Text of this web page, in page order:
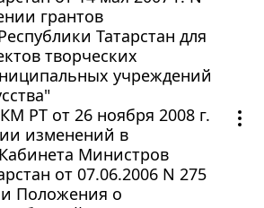
грантов
Татарстан для
творческих
учреждений
РТ от 26 ноября 2008 г.
изменений в
Министров
от 07.06.2006 N 275
Положения о